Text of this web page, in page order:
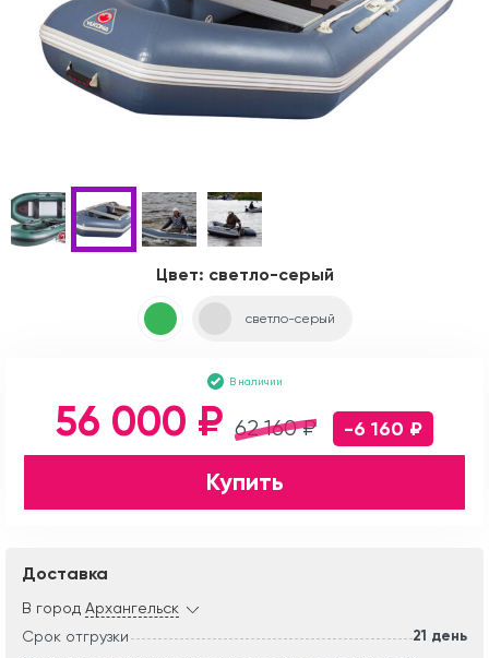
Цвет: светло-серый
светло-серый
В наличии
62 160 ₽
56 000 ₽ -6 160 ₽
Купить
Доставка
В город Архангельск
Срок отгрузки
21 день